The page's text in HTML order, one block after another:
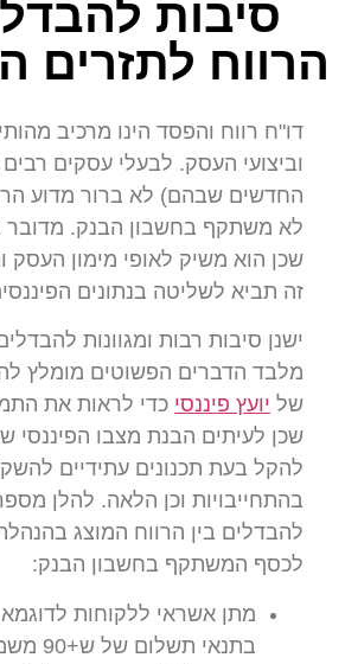
להבדלים
לתזרים
רווח והפסד הינו מרכיב מהותי
העסק. לבעלי עסקים רבים (בייחוד
שבהם) לא ברור מדוע הרווח
משתקף בחשבון הבנק. מדובר בנושא
הוא משיק לאופי מימון העסק והבנה
לשליטה בנתונים הפיננסים של
סיבות רבות ומגוונות להבדלים
הדברים הפשוטים מומלץ להיעזר
יועץ פיננסיכדי לראות את התמונה
לעיתים הבנת מצבו הפיננסי של
בעת תכנונים עתידיים להשקעות,
וכן הלאה. להלן מספר סיבות
בין הרווח המוצג בהנהלת
המשתקף בחשבון הבנק:​
מתן אשראי ללקוחות לדוגמא קבלת
בתנאי תשלום של ש+90